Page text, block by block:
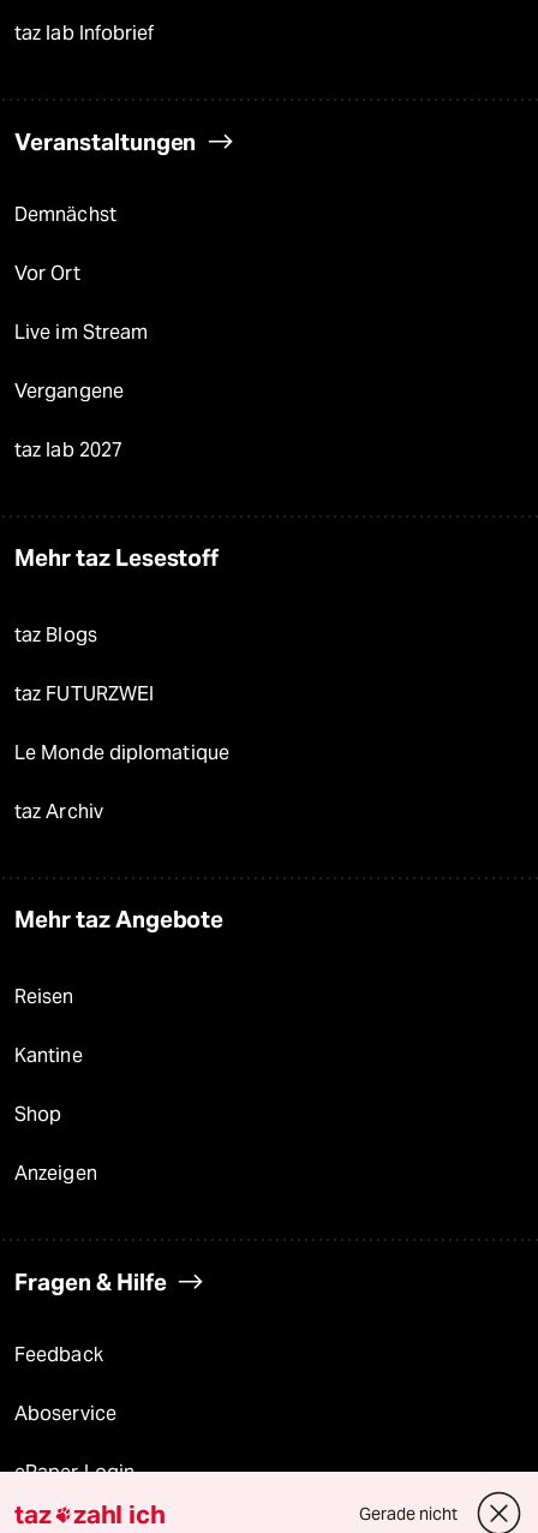
taz lab Infobrief
Veranstaltungen
Demnächst
Vor Ort
Live im Stream
Vergangene
taz lab 2027
Mehr taz Lesestoff
taz Blogs
taz FUTURZWEI
Le Monde diplomatique
taz Archiv
Mehr taz Angebote
Reisen
Kantine
Shop
Anzeigen
Fragen & Hilfe
Feedback
Aboservice
ePaper Login
taz zahl ich Gerade nicht